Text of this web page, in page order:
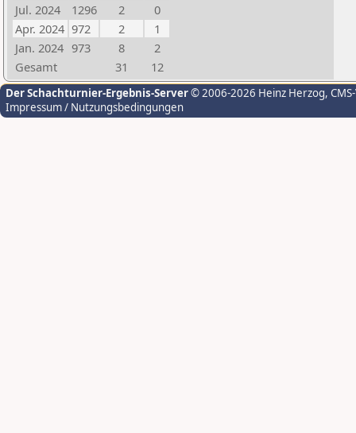
Jul. 2024
1296 2
0
Apr. 2024 972 2
1
Jan. 2024 973 8
2
Gesamt
31 12
Der Schachturnier-Ergebnis-Server© 2006-2026 Heinz Herzog,
Impressum / Nutzungsbedingungen